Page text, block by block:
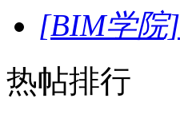
[BIM学院]
热帖排行